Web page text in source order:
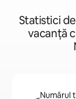
Statistici
vacanță
Numărul